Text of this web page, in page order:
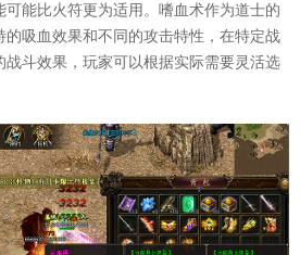
能比火符更为适用。嗜血术作为道士的
的吸血效果和不同的攻击特性，在特定战
斗效果，玩家可以根据实际需要灵活选